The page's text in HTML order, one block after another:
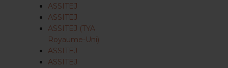
ASSITEJ
ASSITEJ
ASSITEJ (TYA
Royaume-Uni)
ASSITEJ
ASSITEJ